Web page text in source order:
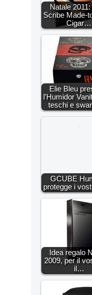
Natale
Scribe Made-
Cigar…
Elie Bleu
l'Humidor
teschi e
GCUBE
protegge i
Idea regalo
2009, per il
il…